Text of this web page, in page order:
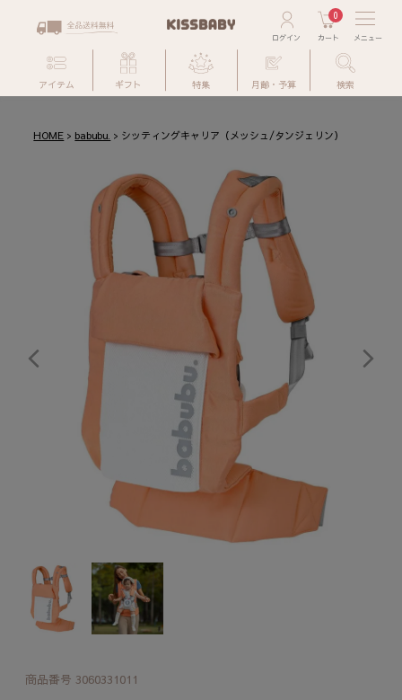
0
アイテム ギフト 特集 月齢・予算 検索
HOME babubu. シッティングキャリア（メッシュ/タンジェリン）
商品番号 3060331011